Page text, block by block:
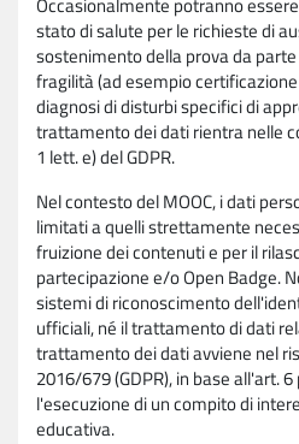
stato di salute per le richieste di
sostenimento della prova da
fragilità (ad esempio
diagnosi di disturbi specifici di
trattamento dei dati rientra nelle
1 lett. e) del GDPR.
Nel contesto del MOOC, i dati
limitati a quelli strettamente
fruizione dei contenuti e per il
partecipazione e/o Open Badge.
sistemi di riconoscimento
ufficiali, né il trattamento di dati
trattamento dei dati avviene nel
2016/679 (GDPR), in base all'art.
l'esecuzione di un compito di
educativa.